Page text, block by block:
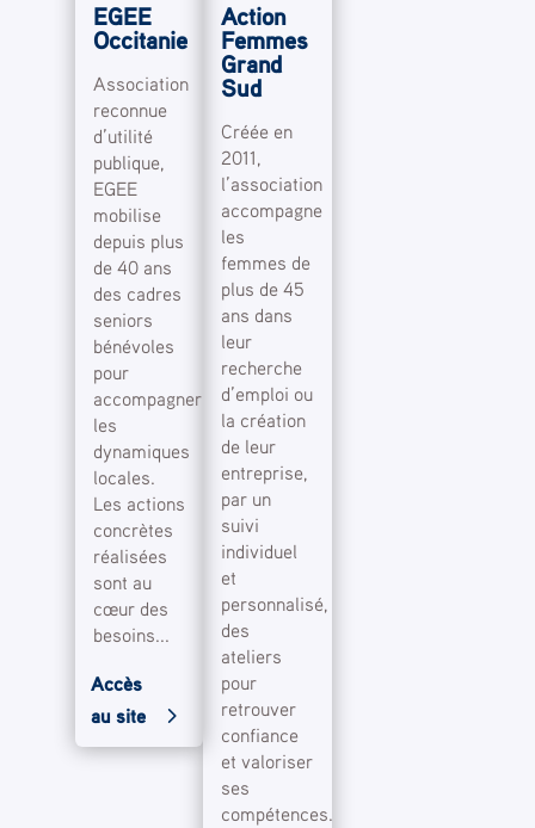
EGEE
Occitanie
Association
reconnue
d’utilité
publique,
EGEE
mobilise
depuis plus
de 40 ans
des cadres
seniors
bénévoles
pour
accompagner
les
dynamiques
locales.
Les actions
concrètes
réalisées
sont au
cœur des
besoins...
Accès
au site
Action
Femmes
Grand
Sud
Créée en
2011,
l’association
accompagne
les
femmes de
plus de 45
ans dans
leur
recherche
d’emploi ou
la création
de leur
entreprise,
par un
suivi
individuel
et
personnalisé,
des
ateliers
pour
retrouver
confiance
et valoriser
ses
compétences...